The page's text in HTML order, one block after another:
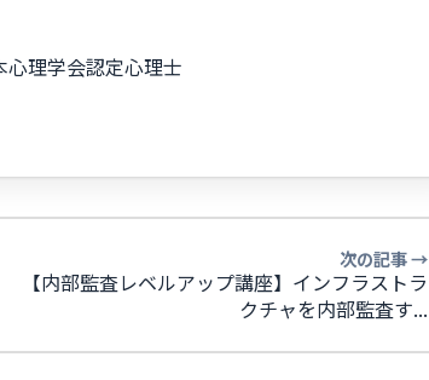
理学会認定心理士
次の記事 →
【内部監査レベルアップ講座】インフラストラ
クチャを内部監査す...